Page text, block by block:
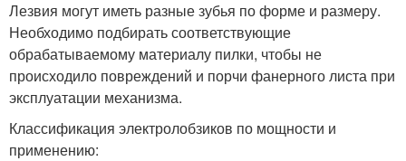
Лезвия могут иметь разные зубья по форме и размеру.
Необходимо подбирать соответствующие
обрабатываемому материалу пилки, чтобы не
происходило повреждений и порчи фанерного листа при
эксплуатации механизма.
Классификация электролобзиков по мощности и
применению: